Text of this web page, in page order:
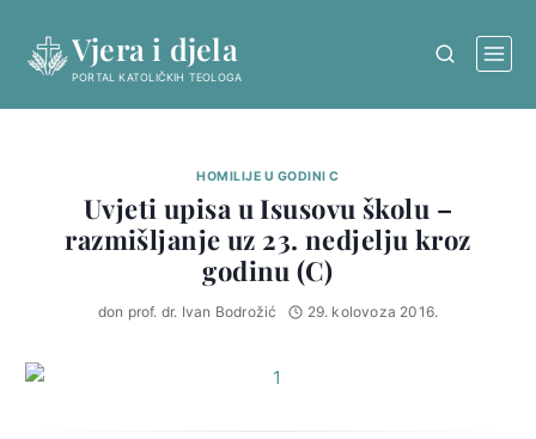
content
Vjera i djela
PORTAL KATOLIČKIH TEOLOGA
HOMILIJE U GODINI C
Uvjeti upisa u Isusovu školu –
razmišljanje uz 23. nedjelju kroz
godinu (C)
don prof. dr. Ivan Bodrožić 29. kolovoza 2016.